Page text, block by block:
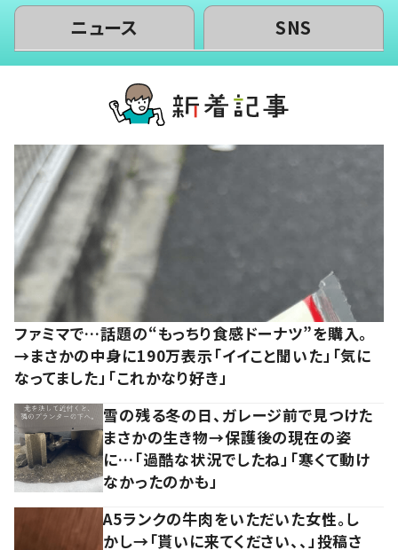
ニュース SNS
ファミマで…話題の“もっちり食感ドーナツ”を購入。
→まさかの中身に190万表示「イイこと聞いた」「気に
なってました」「これかなり好き」
雪の残る冬の日、ガレージ前で見つけた
まさかの生き物→保護後の現在の姿
に…「過酷な状況でしたね」「寒くて動け
なかったのかも」
A5ランクの牛肉をいただいた女性。し
かし→「貰いに来てください、、」投稿さ